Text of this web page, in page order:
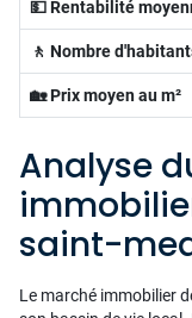
💵 Rentabilité
🚶 Nombre
🏡 Prix moyen au m²
Analyse
saint-
Le marché immobilier